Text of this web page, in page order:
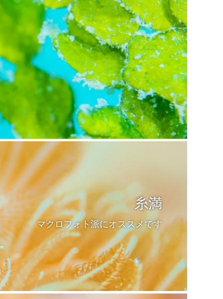
糸満
マクロフォト派にオススメです